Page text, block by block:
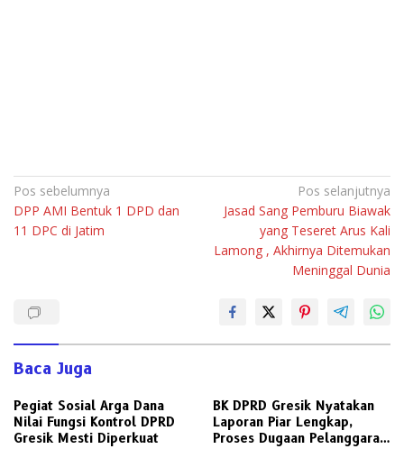
Navigasi
pos
Pos sebelumnya
DPP AMI Bentuk 1 DPD dan
11 DPC di Jatim
Pos selanjutnya
Jasad Sang Pemburu Biawak
yang Teseret Arus Kali
Lamong , Akhirnya Ditemukan
Meninggal Dunia
Baca Juga
Pegiat Sosial Arga Dana
Nilai Fungsi Kontrol DPRD
Gresik Mesti Diperkuat
BK DPRD Gresik Nyatakan
Laporan Piar Lengkap,
Proses Dugaan Pelanggaran